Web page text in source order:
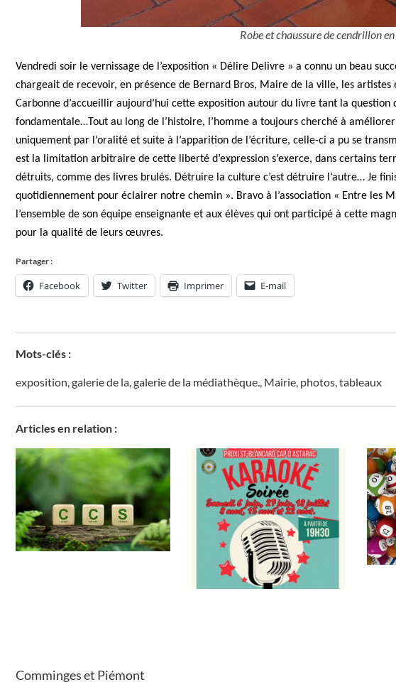
Robe et chaussure de cendrillon
Vendredi soir le vernissage de l’exposition « Délire Delivre » a connu un beau
chargeait de recevoir, en présence de Bernard Bros, Maire de la ville, les
Carbonne d’accueillir aujourd’hui cette exposition autour du livre tant la
fondamentale…Tout au long de l’histoire, l’homme a toujours cherché à
uniquement par l’oralité et suite à l’apparition de l’écriture, celle-ci a pu se
est la limitation arbitraire de cette liberté d’expression s’exerce, dans certains
détruits, comme des livres brulés. Détruire la culture c’est détruire l’autre… Je
quotidiennement pour éclairer notre chemin ». Bravo à l’association « Entre les
l’ensemble de son équipe enseignante et aux élèves qui ont participé à cette
pour la qualité de leurs œuvres.
Partager :
Facebook Twitter Imprimer E-mail
Mots-clés :
exposition,galerie de la,galerie de la médiathèque., Mairie, photos,tableaux
Articles en relation :
Comminges et Piémont